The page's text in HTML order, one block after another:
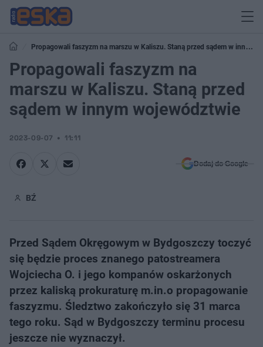
Propagowali faszyzm na marszu w Kaliszu. Staną przed sądem w innym
województwie
Propagowali faszyzm na
marszu w Kaliszu. Staną przed
sądem w innym województwie
2023-09-07 11:11
Dodaj do Google
BŹ
Przed Sądem Okręgowym w Bydgoszczy toczyć
się będzie proces znanego patostreamera
Wojciecha O. i jego kompanów oskarżonych
przez kaliską prokuraturę m.in.o propagowanie
faszyzmu. Śledztwo zakończyło się 31 marca
tego roku. Sąd w Bydgoszczy terminu procesu
jeszcze nie wyznaczył.